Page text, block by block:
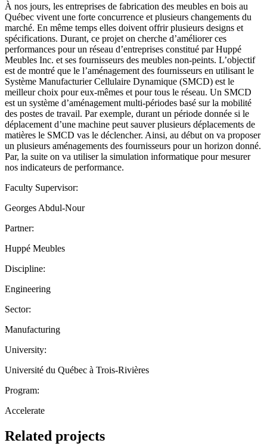
À nos jours, les entreprises de fabrication des meubles en bois au
Québec vivent une forte concurrence et plusieurs changements du
marché. En même temps elles doivent offrir plusieurs designs et
spécifications. Durant, ce projet on cherche d’améliorer ces
performances pour un réseau d’entreprises constitué par Huppé
Meubles Inc. et ses fournisseurs des meubles non-peints. L’objectif
est de montré que le l’aménagement des fournisseurs en utilisant le
Système Manufacturier Cellulaire Dynamique (SMCD) est le
meilleur choix pour eux-mêmes et pour tous le réseau. Un SMCD
est un système d’aménagement multi-périodes basé sur la mobilité
des postes de travail. Par exemple, durant un période donnée si le
déplacement d’une machine peut sauver plusieurs déplacements de
matières le SMCD vas le déclencher. Ainsi, au début on va proposer
un plusieurs aménagements des fournisseurs pour un horizon donné.
Par, la suite on va utiliser la simulation informatique pour mesurer
nos indicateurs de performance.
Faculty Supervisor:
Georges Abdul-Nour
Partner:
Huppé Meubles
Discipline:
Engineering
Sector:
Manufacturing
University:
Université du Québec à Trois-Rivières
Program:
Accelerate
Related projects